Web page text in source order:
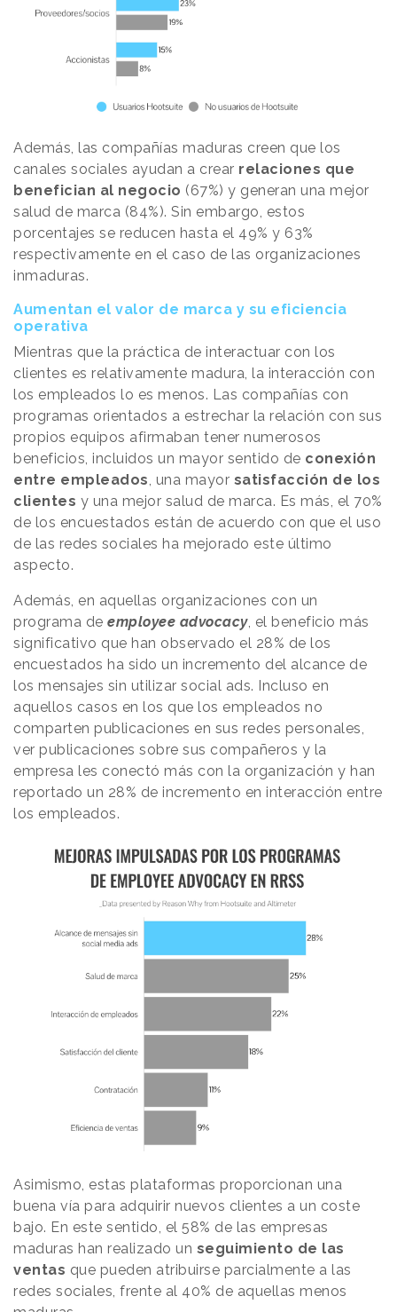
Además, las compañías maduras creen que los
canales sociales ayudan a crear relaciones que
benefician al negocio (67%) y generan una mejor
salud de marca (84%). Sin embargo, estos
porcentajes se reducen hasta el 49% y 63%
respectivamente en el caso de las organizaciones
inmaduras.
Aumentan el valor de marca y su eficiencia
operativa
Mientras que la práctica de interactuar con los
clientes es relativamente madura, la interacción con
los empleados lo es menos. Las compañías con
programas orientados a estrechar la relación con sus
propios equipos afirmaban tener numerosos
beneficios, incluidos un mayor sentido de conexión
entre empleados, una mayor satisfacción de los
clientes y una mejor salud de marca. Es más, el 70%
de los encuestados están de acuerdo con que el uso
de las redes sociales ha mejorado este último
aspecto.
Además, en aquellas organizaciones con un
programa de employee advocacy, el beneficio más
significativo que han observado el 28% de los
encuestados ha sido un incremento del alcance de
los mensajes sin utilizar social ads. Incluso en
aquellos casos en los que los empleados no
comparten publicaciones en sus redes personales,
ver publicaciones sobre sus compañeros y la
empresa les conectó más con la organización y han
reportado un 28% de incremento en interacción entre
los empleados.
Asimismo, estas plataformas proporcionan una
buena vía para adquirir nuevos clientes a un coste
bajo. En este sentido, el 58% de las empresas
maduras han realizado un seguimiento de las
ventas que pueden atribuirse parcialmente a las
redes sociales, frente al 40% de aquellas menos